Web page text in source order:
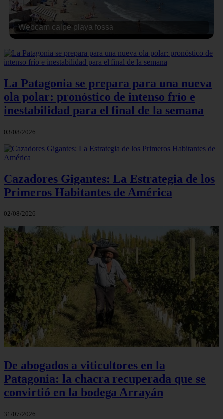
Webcam calpe playa fossa
La Patagonia se prepara para una nueva
ola polar: pronóstico de intenso frío e
inestabilidad para el final de la semana
03/08/2026
Cazadores Gigantes: La Estrategia de los
Primeros Habitantes de América
02/08/2026
De abogados a viticultores en la
Patagonia: la chacra recuperada que se
convirtió en la bodega Arrayán
31/07/2026